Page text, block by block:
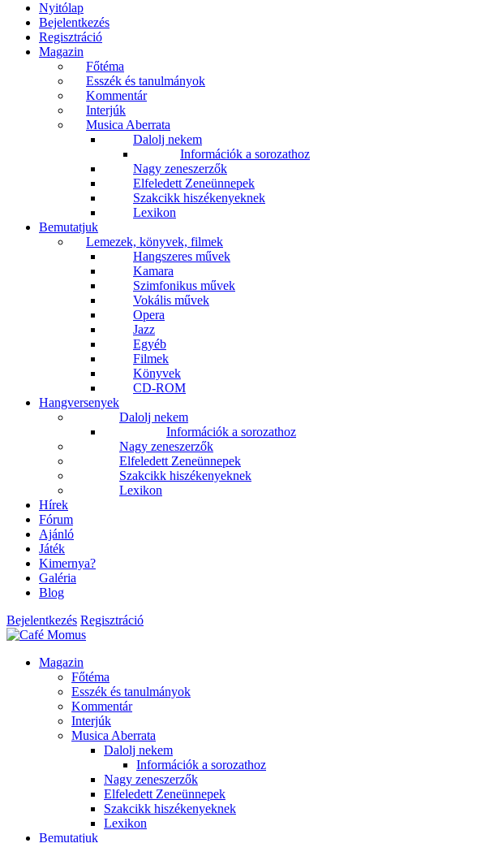
Nyitólap
Bejelentkezés
Regisztráció
Magazin
Főtéma
Esszék és tanulmányok
Kommentár
Interjúk
Musica Aberrata
Dalolj nekem
Információk a sorozathoz
Nagy zeneszerzők
Elfeledett Zeneünnepek
Szakcikk hiszékenyeknek
Lexikon
Bemutatjuk
Lemezek, könyvek, filmek
Hangszeres művek
Kamara
Szimfonikus művek
Vokális művek
Opera
Jazz
Egyéb
Filmek
Könyvek
CD-ROM
Hangversenyek
Dalolj nekem
Információk a sorozathoz
Nagy zeneszerzők
Elfeledett Zeneünnepek
Szakcikk hiszékenyeknek
Lexikon
Hírek
Fórum
Ajánló
Játék
Kimernya?
Galéria
Blog
Bejelentkezés Regisztráció
Magazin
Főtéma
Esszék és tanulmányok
Kommentár
Interjúk
Musica Aberrata
Dalolj nekem
Információk a sorozathoz
Nagy zeneszerzők
Elfeledett Zeneünnepek
Szakcikk hiszékenyeknek
Lexikon
Bemutatjuk